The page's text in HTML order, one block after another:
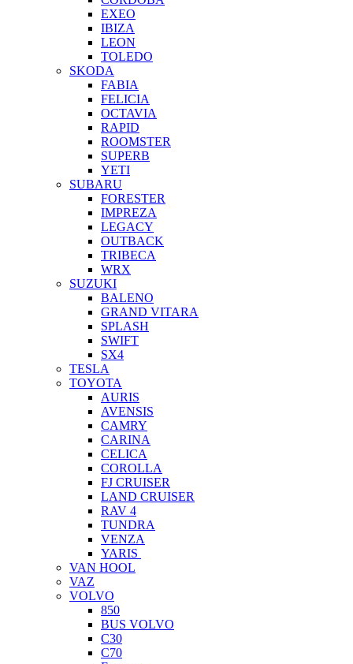
EXEO
IBIZA
LEON
TOLEDO
SKODA
FABIA
FELICIA
OCTAVIA
RAPID
ROOMSTER
SUPERB
YETI
SUBARU
FORESTER
IMPREZA
LEGACY
OUTBACK
TRIBECA
WRX
SUZUKI
BALENO
GRAND VITARA
SPLASH
SWIFT
SX4
TESLA
TOYOTA
AURIS
AVENSIS
CAMRY
CARINA
CELICA
COROLLA
FJ CRUISER
LAND CRUISER
RAV 4
TUNDRA
VENZA
YARIS
VAN HOOL
VAZ
VOLVO
850
BUS VOLVO
C30
C70